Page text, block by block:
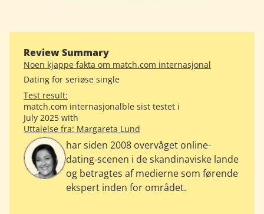
Review Summary
Noen kjappe fakta om match.com internasjonal
Dating for seriøse single
Test result:
match.com internasjonalble sist testet i
July 2025 with
Uttalelse fra: Margareta Lund
har siden 2008 overvåget online-
dating-scenen i de skandinaviske lande
og betragtes af medierne som førende
ekspert inden for området.